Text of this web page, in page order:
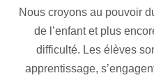
Nous croyons au pouvoir
de l’enfant et plus
difficulté. Les élèves
apprentissage,